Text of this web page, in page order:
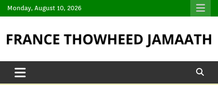
Monday, August 10, 2026